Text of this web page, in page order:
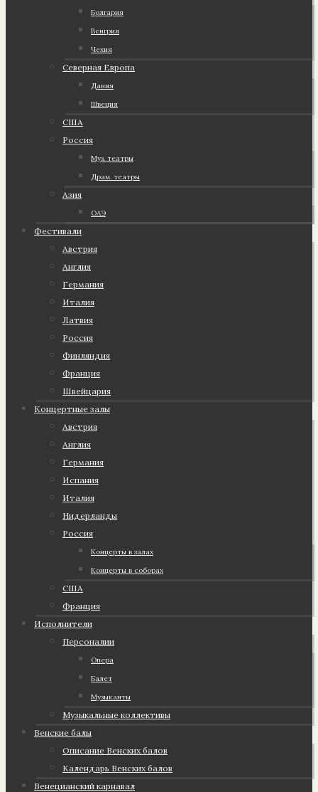
Болгария
Венгрия
Чехия
Северная Европа
Дания
Швеция
США
Россия
Муз. театры
Драм. театры
Азия
ОАЭ
Фестивали
Австрия
Англия
Германия
Италия
Латвия
Россия
Финляндия
Франция
Швейцария
Концертные залы
Австрия
Англия
Германия
Испания
Италия
Нидерланды
Россия
Концерты в залах
Концерты в соборах
США
Франция
Исполнители
Персоналии
Опера
Балет
Музыканты
Музыкальные коллективы
Венские балы
Описание Венских балов
Календарь Венских балов
Венецианский карнавал